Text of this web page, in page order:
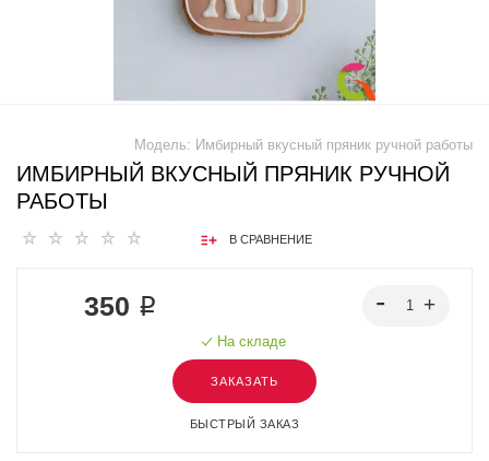
Модель: Имбирный вкусный пряник ручной работы
ИМБИРНЫЙ ВКУСНЫЙ ПРЯНИК РУЧНОЙ
РАБОТЫ
В СРАВНЕНИЕ
350 ₽
На складе
ЗАКАЗАТЬ
БЫСТРЫЙ ЗАКАЗ